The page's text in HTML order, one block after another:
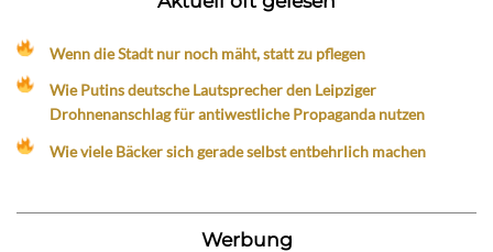
Wenn die Stadt nur noch mäht, statt zu pflegen
Wie Putins deutsche Lautsprecher den Leipziger
Drohnenanschlag für antiwestliche Propaganda nutzen
Wie viele Bäcker sich gerade selbst entbehrlich machen
Werbung